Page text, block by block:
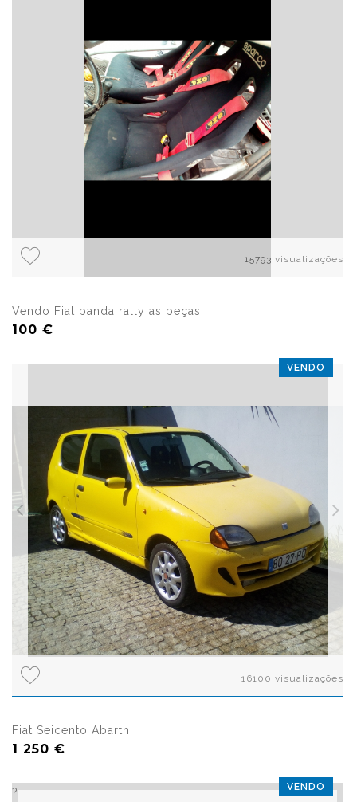
15793 visualizações
Vendo Fiat panda rally as peças
100 €
VENDO
16100 visualizações
Fiat Seicento Abarth
1 250 €
VENDO
?>